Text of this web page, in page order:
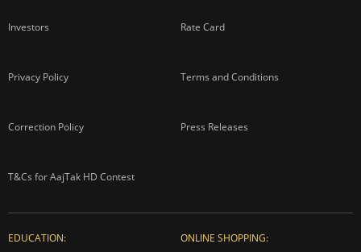
Investors Rate Card
Privacy Policy Terms and Conditions
Correction Policy Press Releases
T&Cs for AajTak HD Contest
EDUCATION: ONLINE SHOPPING: